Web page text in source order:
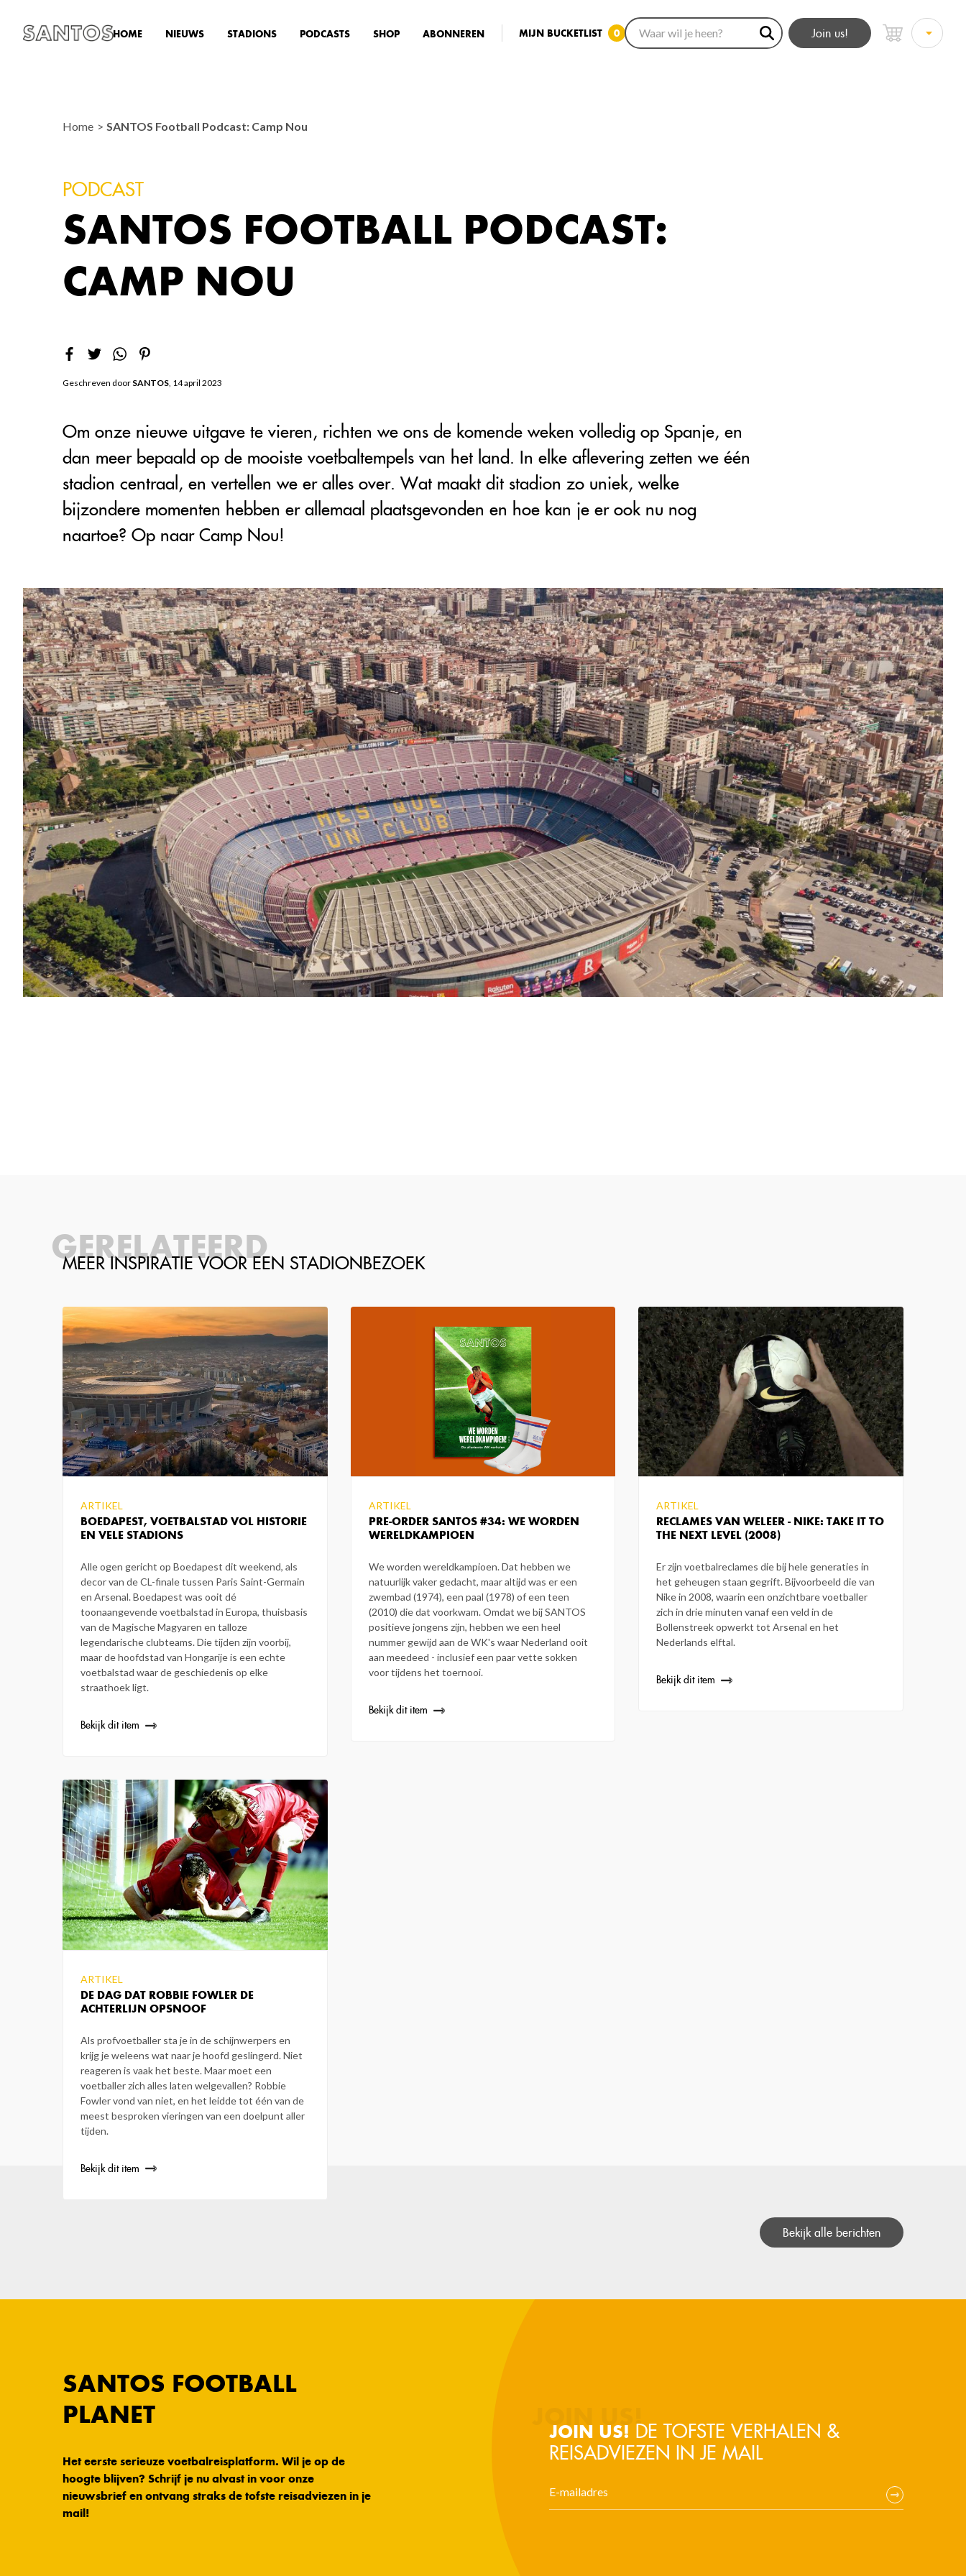
HOME NIEUWS STADIONS PODCASTS SHOP ABONNEREN MIJN BUCKETLIST 0 Join us!
Home SANTOS Football Podcast: Camp Nou
PODCAST
SANTOS FOOTBALL PODCAST:
CAMP NOU
Geschreven door SANTOS, 14 april 2023
Om onze nieuwe uitgave te vieren, richten we ons de komende weken volledig op Spanje, en
dan meer bepaald op de mooiste voetbaltempels van het land. In elke aflevering zetten we één
stadion centraal, en vertellen we er alles over. Wat maakt dit stadion zo uniek, welke
bijzondere momenten hebben er allemaal plaatsgevonden en hoe kan je er ook nu nog
naartoe? Op naar Camp Nou!
GERELATEERD
BOEDAPEST, VOETBALSTAD VOL HISTORIE
EN VELE STADIONS
ARTIKEL
Alle ogen gericht op Boedapest dit weekend, als
decor van de CL-finale tussen Paris Saint-Germain
en Arsenal. Boedapest was ooit dé
toonaangevende voetbalstad in Europa, thuisbasis
van de Magische Magyaren en talloze
legendarische clubteams. Die tijden zijn voorbij,
maar de hoofdstad van Hongarije is een echte
voetbalstad waar de geschiedenis op elke
straathoek ligt.
Bekijk dit item
PRE-ORDER SANTOS #34: WE WORDEN
WERELDKAMPIOEN
ARTIKEL
We worden wereldkampioen. Dat hebben we
natuurlijk vaker gedacht, maar altijd was er een
zwembad (1974), een paal (1978) of een teen
(2010) die dat voorkwam. Omdat we bij SANTOS
positieve jongens zijn, hebben we een heel
nummer gewijd aan de WK's waar Nederland ooit
aan meedeed - inclusief een paar vette sokken
voor tijdens het toernooi.
Bekijk dit item
RECLAMES VAN WELEER - NIKE: TAKE IT TO
THE NEXT LEVEL (2008)
ARTIKEL
Er zijn voetbalreclames die bij hele generaties in
het geheugen staan gegrift. Bijvoorbeeld die van
Nike in 2008, waarin een onzichtbare voetballer
zich in drie minuten vanaf een veld in de
Bollenstreek opwerkt tot Arsenal en het
Nederlands elftal.
Bekijk dit item
DE DAG DAT ROBBIE FOWLER DE
ACHTERLIJN OPSNOOF
ARTIKEL
Als profvoetballer sta je in de schijnwerpers en
krijg je weleens wat naar je hoofd geslingerd. Niet
reageren is vaak het beste. Maar moet een
voetballer zich alles laten welgevallen? Robbie
Fowler vond van niet, en het leidde tot één van de
meest besproken vieringen van een doelpunt aller
tijden.
Bekijk dit item
Bekijk alle berichten
SANTOS FOOTBALL
PLANET
Het eerste serieuze voetbalreisplatform. Wil je op de
hoogte blijven? Schrijf je nu alvast in voor onze
nieuwsbrief en ontvang straks de tofste reisadviezen in je
mail!
JOIN US! DE TOFSTE VERHALEN &
REISADVIEZEN IN JE MAIL